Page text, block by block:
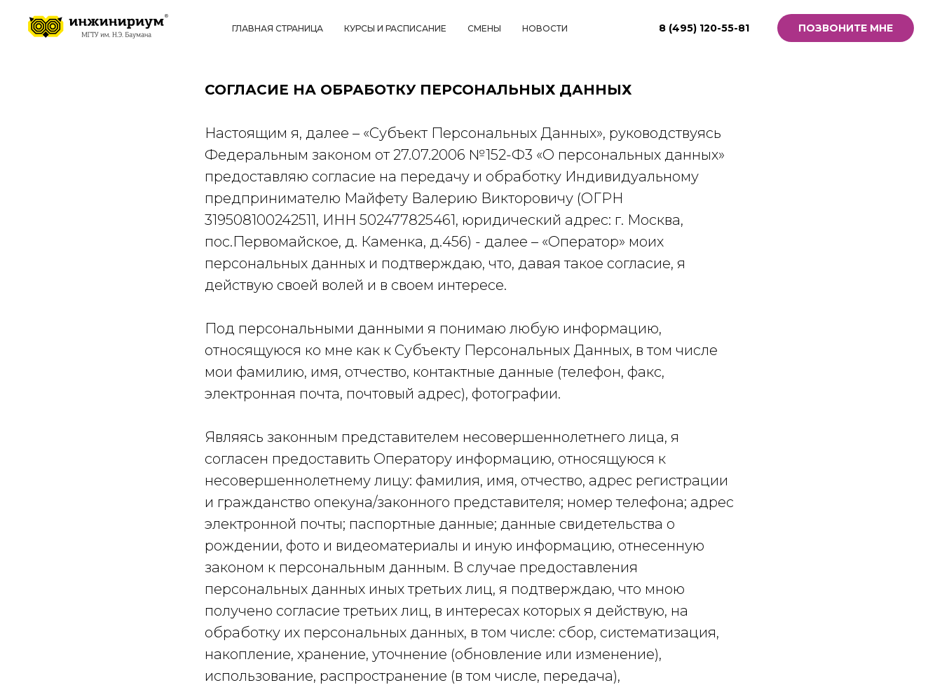
ГЛАВНАЯ СТРАНИЦА КУРСЫ И РАСПИСАНИЕ СМЕНЫ НОВОСТИ 8 (495) 120-55-81 ПОЗВОНИТЕ МНЕ
СОГЛАСИЕ НА ОБРАБОТКУ ПЕРСОНАЛЬНЫХ ДАННЫХ
Настоящим я, далее – «Субъект Персональных Данных», руководствуясь
Федеральным законом от 27.07.2006 №152-Ф3 «О персональных данных»
предоставляю согласие на передачу и обработку Индивидуальному
предпринимателю Майфету Валерию Викторовичу (ОГРН
319508100242511, ИНН 502477825461, юридический адрес: г. Москва,
пос.Первомайское, д. Каменка, д.456) - далее – «Оператор» моих
персональных данных и подтверждаю, что, давая такое согласие, я
действую своей волей и в своем интересе.
Под персональными данными я понимаю любую информацию,
относящуюся ко мне как к Субъекту Персональных Данных, в том числе
мои фамилию, имя, отчество, контактные данные (телефон, факс,
электронная почта, почтовый адрес), фотографии.
Являясь законным представителем несовершеннолетнего лица, я
согласен предоставить Оператору информацию, относящуюся к
несовершеннолетнему лицу: фамилия, имя, отчество, адрес регистрации
и гражданство опекуна/законного представителя; номер телефона; адрес
электронной почты; паспортные данные; данные свидетельства о
рождении, фото и видеоматериалы и иную информацию, отнесенную
законом к персональным данным. В случае предоставления
персональных данных иных третьих лиц, я подтверждаю, что мною
получено согласие третьих лиц, в интересах которых я действую, на
обработку их персональных данных, в том числе: сбор, систематизация,
накопление, хранение, уточнение (обновление или изменение),
использование, распространение (в том числе, передача),